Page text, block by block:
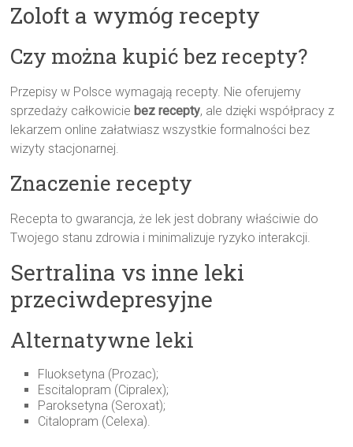
Zoloft a wymóg recepty
Czy można kupić bez recepty?
Przepisy w Polsce wymagają recepty. Nie oferujemy
sprzedaży całkowicie bez recepty, ale dzięki współpracy z
lekarzem online załatwiasz wszystkie formalności bez
wizyty stacjonarnej.
Znaczenie recepty
Recepta to gwarancja, że lek jest dobrany właściwie do
Twojego stanu zdrowia i minimalizuje ryzyko interakcji.
Sertralina vs inne leki
przeciwdepresyjne
Alternatywne leki
Fluoksetyna (Prozac);
Escitalopram (Cipralex);
Paroksetyna (Seroxat);
Citalopram (Celexa).